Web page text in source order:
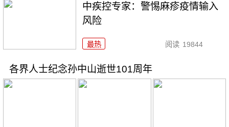
中疾控专家：警惕麻疹疫情输入
风险
最热 阅读 19844
各界人士纪念孙中山逝世101周年